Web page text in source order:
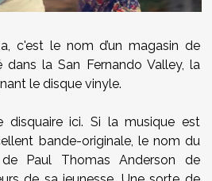
c'est le nom d’un magasin de
la San Fernando Valley, la
le disque vinyle.
disquaire ici. Si la musique est
bande-originale, le nom du
Paul Thomas Anderson de